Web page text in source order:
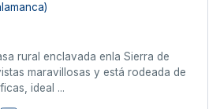
rural enclavada enla Sierra de
maravillosas y está rodeada de
ideal ...